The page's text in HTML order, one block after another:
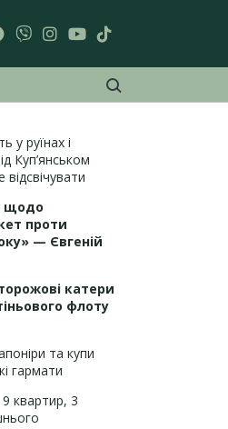
у руїнах і
Куп’янськом
щодо
проти
— Євгеній
катери
флоту
та купи
гармати
квартир, 3